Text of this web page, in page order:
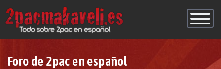
de
Foro de 2pac en español